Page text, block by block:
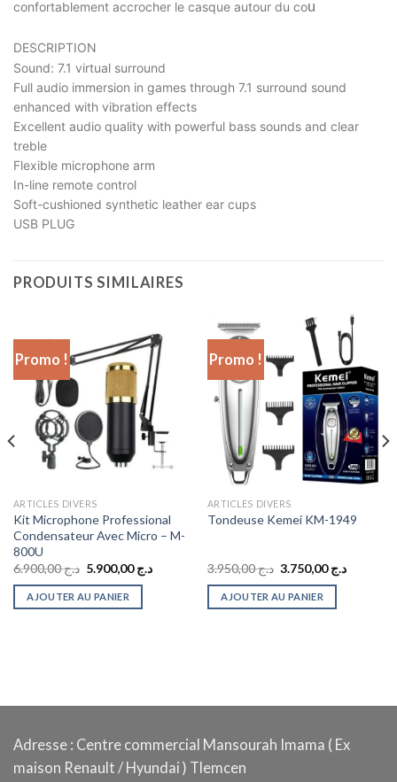
confortablement accrocher le casque autour du cou
DESCRIPTION
Sound: 7.1 virtual surround
Full audio immersion in games through 7.1 surround sound
enhanced with vibration effects
Excellent audio quality with powerful bass sounds and clear
treble
Flexible microphone arm
In-line remote control
Soft-cushioned synthetic leather ear cups
USB PLUG
PRODUITS SIMILAIRES
Promo !
ARTICLES DIVERS
Kit Microphone Professional
Condensateur Avec Micro – M-
800U
د.ج6.900,00
Le
initial
était :
د.ج5.900,00
Le
AJOUTER AU PANIER
Promo !
ARTICLES DIVERS
Tondeuse Kemei KM-1949
د.ج3.950,00
Le
initial
était :
د.ج3.750,00
Le
AJOUTER AU PANIER
Adresse : Centre commercial Mansourah Imama ( Ex
maison Renault / Hyundai ) Tlemcen